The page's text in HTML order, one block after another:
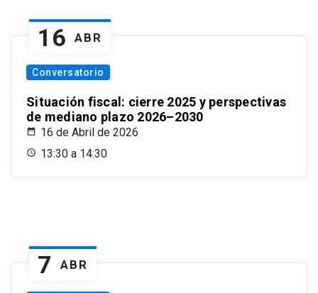
16 ABR
Conversatorio
Situación fiscal: cierre 2025 y perspectivas
de mediano plazo 2026–2030
16 de Abril de 2026
13:30 a 14:30
7 ABR